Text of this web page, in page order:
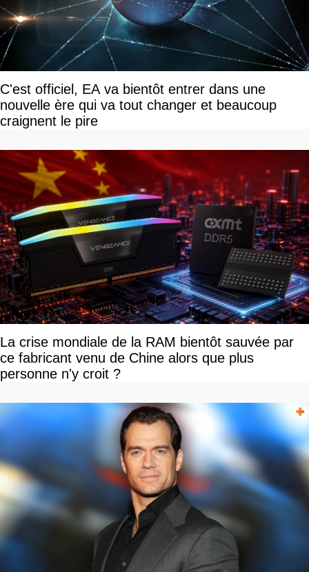
C'est officiel, EA va bientôt entrer dans une
nouvelle ère qui va tout changer et beaucoup
craignent le pire
La crise mondiale de la RAM bientôt sauvée par
ce fabricant venu de Chine alors que plus
personne n'y croit ?